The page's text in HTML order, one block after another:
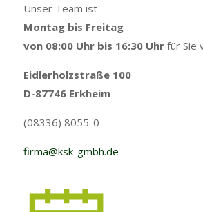
Unser Team ist
Montag bis Freitag
von 08:00 Uhr bis 16:30 Uhr für Sie
Eidlerholzstraße 100
D-87746 Erkheim
(08336) 8055-0
firma@ksk-gmbh.de